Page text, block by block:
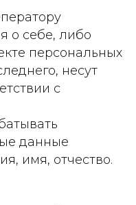
о себе, либо
персональных
несут
с
данные
имя, отчество.